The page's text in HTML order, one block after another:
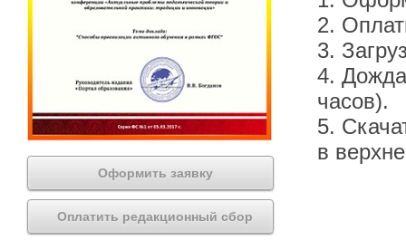
Оформить заявку
Оплатить редакционный сбор
2.
3.
4.
часов).
5.
в